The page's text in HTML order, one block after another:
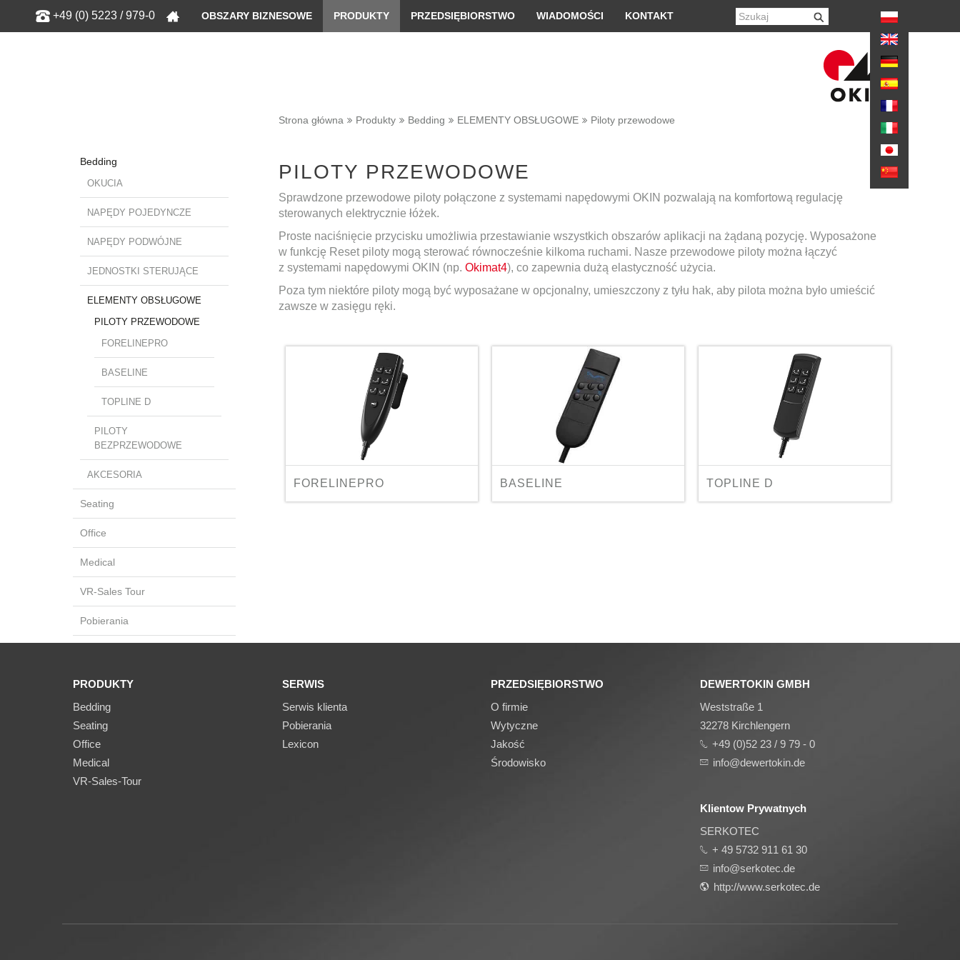
Don't show this message again
+49 (0) 5223 / 979-0 OBSZARY BIZNESOWE PRODUKTY PRZEDSIĘBIORSTWO WIADOMOŚCI KONTAKT
Strona główna Produkty Bedding ELEMENTY OBSŁUGOWE Piloty przewodowe
Bedding
OKUCIA
NAPĘDY POJEDYNCZE
NAPĘDY PODWÓJNE
JEDNOSTKI STERUJĄCE
ELEMENTY OBSŁUGOWE
PILOTY PRZEWODOWE
FORELINEPRO
BASELINE
TOPLINE D
PILOTY
BEZPRZEWODOWE
AKCESORIA
Seating
Office
Medical
VR-Sales Tour
Pobierania
PILOTY PRZEWODOWE
Sprawdzone przewodowe piloty połączone z systemami napędowymi OKIN pozwalają na komfortową regulację
sterowanych elektrycznie łóżek.
Proste naciśnięcie przycisku umożliwia przestawianie wszystkich obszarów aplikacji na żądaną pozycję. Wyposażone
w funkcję Reset piloty mogą sterować równocześnie kilkoma ruchami. Nasze przewodowe piloty można łączyć
z systemami napędowymi OKIN (np. Okimat4), co zapewnia dużą elastyczność użycia.
Poza tym niektóre piloty mogą być wyposażane w opcjonalny, umieszczony z tyłu hak, aby pilota można było umieścić
zawsze w zasięgu ręki.
FORELINEPRO BASELINE TOPLINE D
PRODUKTY
Bedding
Seating
Office
Medical
VR-Sales-Tour
SERWIS
Serwis klienta
Pobierania
Lexicon
PRZEDSIĘBIORSTWO
O firmie
Wytyczne
Jakość
Środowisko
DEWERTOKIN GMBH
Weststraße 1
32278 Kirchlengern
+49 (0)52 23 / 9 79 - 0
info@dewertokin.de
Klientow Prywatnych
SERKOTEC
+ 49 5732 911 61 30
info@serkotec.de
http://www.serkotec.de